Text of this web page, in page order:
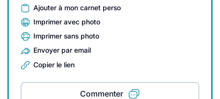
Ajouter à mon carnet perso
Imprimer avec photo
Imprimer sans photo
Envoyer par email
Copier le lien
Commenter